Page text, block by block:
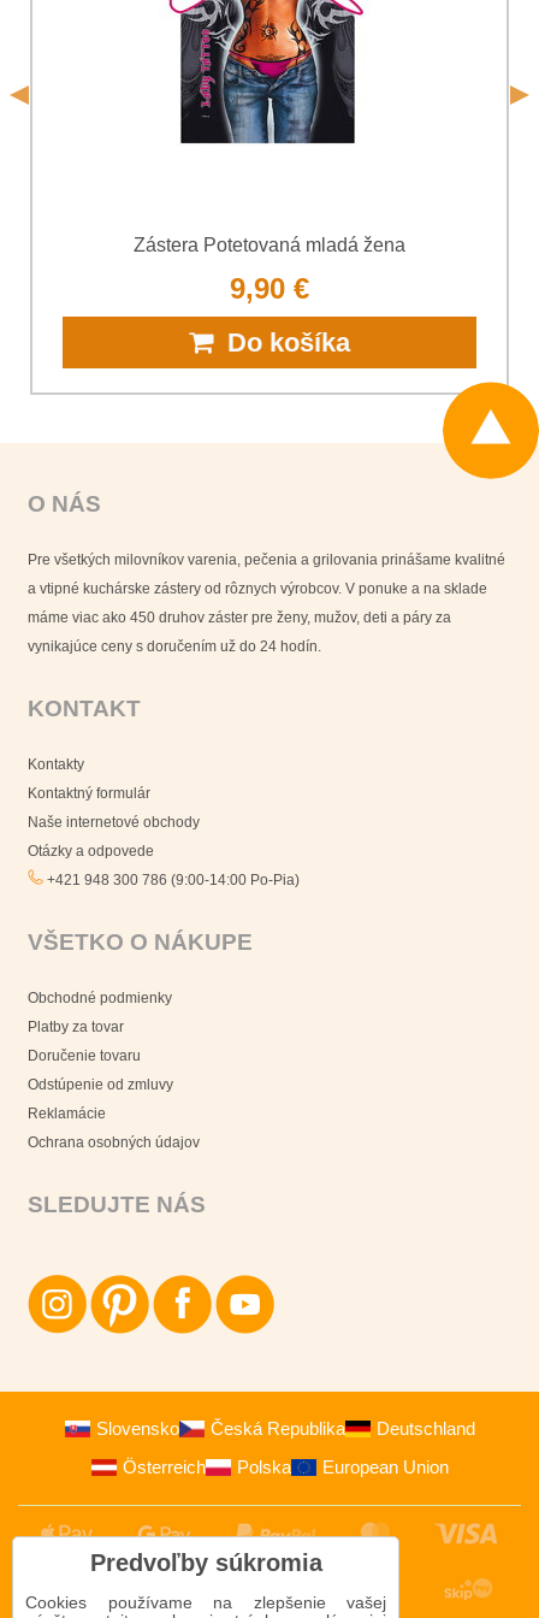
Zástera Potetovaná mladá žena
9,90 €
Do košíka
O NÁS
Pre všetkých milovníkov varenia, pečenia a grilovania prinášame kvalitné
a vtipné kuchárske zástery od rôznych výrobcov. V ponuke a na sklade
máme viac ako 450 druhov záster pre ženy, mužov, deti a páry za
vynikajúce ceny s doručením už do 24 hodín.
KONTAKT
Kontakty
Kontaktný formulár
Naše internetové obchody
Otázky a odpovede
+421 948 300 786 (9:00-14:00 Po-Pia)
VŠETKO O NÁKUPE
Obchodné podmienky
Platby za tovar
Doručenie tovaru
Odstúpenie od zmluvy
Reklamácie
Ochrana osobných údajov
SLEDUJTE NÁS
Slovensko Česká Republika
Deutschland
Österreich
Polska European Union
Predvoľby súkromia
Cookies používame na zlepšenie vašej